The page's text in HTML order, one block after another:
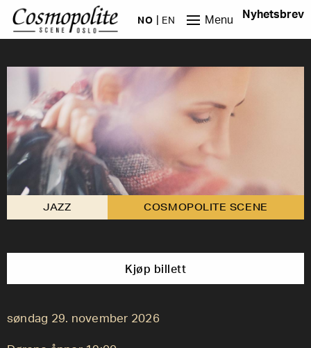
Hopp til hovedinnhold
NO EN Menu Nyhetsbrev
JAZZ COSMOPOLITE SCENE
Kjøp billett
søndag 29. november 2026